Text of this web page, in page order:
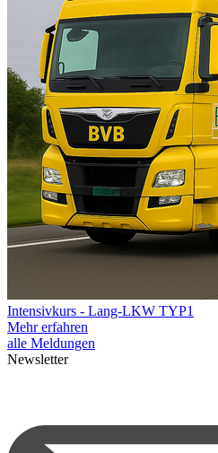
Intensivkurs - Lang-LKW TYP1
Mehr erfahren
alle Meldungen
Newsletter